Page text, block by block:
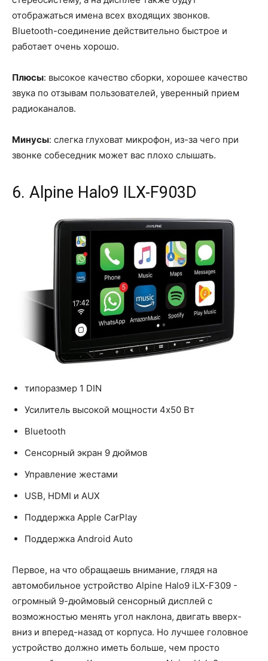
отображаться имена всех входящих звонков.
Bluetooth-соединение действительно быстрое и
работает очень хорошо.
Плюсы: высокое качество сборки, хорошее качество
звука по отзывам пользователей, уверенный прием
радиоканалов.
Минусы: слегка глуховат микрофон, из-за чего при
звонке собеседник может вас плохо слышать.
6. Alpine Halo9 ILX-F903D
типоразмер 1 DIN
Усилитель высокой мощности 4х50 Вт
Bluetooth
Сенсорный экран 9 дюймов
Управление жестами
USB, HDMI и AUX
Поддержка Apple CarPlay
Поддержка Android Auto
Первое, на что обращаешь внимание, глядя на
автомобильное устройство Alpine Halo9 iLX-F309 -
огромный 9-дюймовый сенсорный дисплей с
возможностью менять угол наклона, двигать вверх-
вниз и вперед-назад от корпуса. Но лучшее головное
устройство должно иметь больше, чем просто